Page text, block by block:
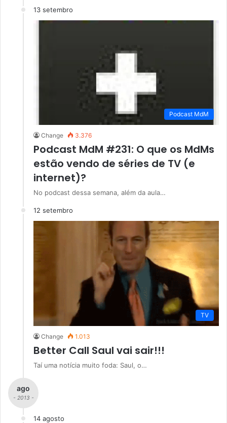
13 setembro
Podcast MdM
Change 3.376
Podcast MdM #231: O que os MdMs
estão vendo de séries de TV (e
internet)?
No podcast dessa semana, além da aula…
12 setembro
TV
Change 1.013
Better Call Saul vai sair!!!
Taí uma notícia muito foda: Saul, o…
ago
- 2013 -
14 agosto